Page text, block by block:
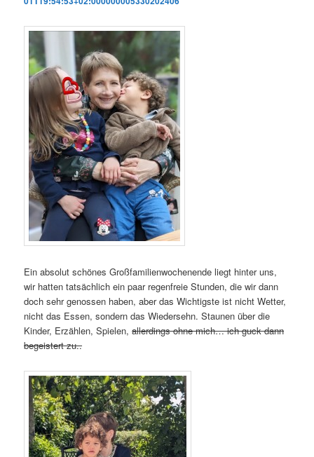
Ein absolut schönes Großfamilienwochenende liegt hinter uns,
wir hatten tatsächlich ein paar regenfreie Stunden, die wir dann
doch sehr genossen haben, aber das Wichtigste ist nicht Wetter,
nicht das Essen, sondern das Wiedersehn. Staunen über die
Kinder, Erzählen, Spielen,allerdings ohne mich… ich guck dann
begeistert zu..